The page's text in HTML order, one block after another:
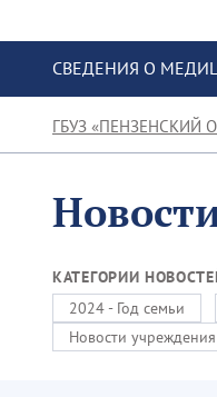
СВЕДЕНИЯ О
ГБУЗ «ПЕНЗЕНСКИЙ
КАТЕГОРИИ
2024 - Год семьи
Новости учреждения